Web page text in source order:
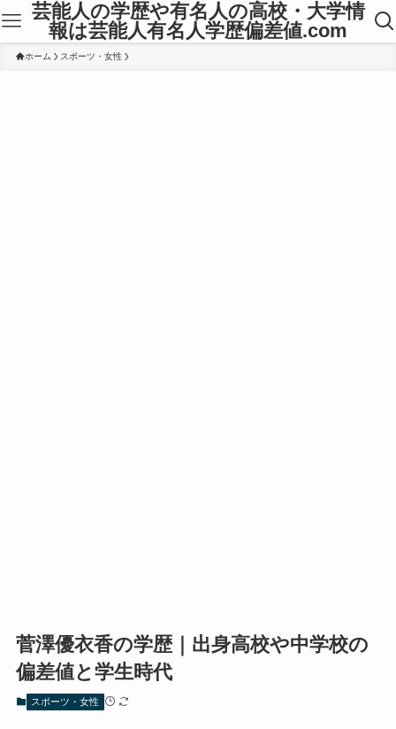
芸能人の学歴や有名人の高校・大学情
報は芸能人有名人学歴偏差値.com
ホーム スポーツ・女性
菅澤優衣香の学歴｜出身高校や中学校の
偏差値と学生時代
スポーツ・女性